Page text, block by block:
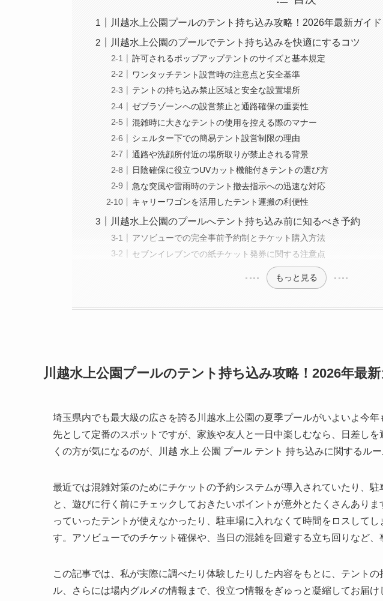
川越水上公園プールのテント持ち込み攻略！2026年最新ガイド
川越水上公園のプールでテント持ち込みを快適にするコツ
許可されるポップアップテントのサイズと基本規定
ワンタッチテント設営時の注意点と安全基準
テントの持ち込み禁止区域と安全な設置場所
ゼブラゾーンへの設営禁止と通路確保の重要性
混雑時に大きなテントの使用を控える際のマナー
シェルター下での簡易テント設営制限の理由
通路や洗顔所付近の場所取りが禁止される背景
日陰確保に役立つUVカット機能付きテントの選び方
急な突風や雷雨時のテント撤去指示への迅速な対応
キャリーワゴンを活用したテント運搬の利便性
川越水上公園のプールへテント持ち込み前に知るべき予約
アソビューでの完全事前予約制とチケット購入方法
セブンイレブンでの紙チケット発券に関する注意点
もっと見る
川越水上公園プールのテント持ち込み攻略！2026年最
埼玉県内でも最大級の広さを誇る川越水上公園の夏季プールがいよいよ今
先として定番のスポットですが、家族や友人と一日中楽しむなら、日差し
くの方が気になるのが、川越 水上 公園 プール テント 持ち込みに関するル
最近では混雑対策のためにチケットの予約システムが導入されていたり、駐
と、遊びに行く前にチェックしておきたいポイントが意外とたくさんあり
っていったテントが使えなかったり、駐車場に入れなくて時間をロスして
す。アソビューでのチケット確保や、当日の混雑を回避する立ち回りなど、
この記事では、私が実際に調べたり体験したりした内容をもとに、テント
ル、さらには場内グルメの情報まで、役立つ情報をぎゅっと凝縮してお届け